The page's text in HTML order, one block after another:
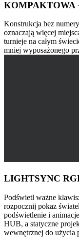
KOMPAKTOWA
Konstrukcja bez
oznaczają więcej
turnieje na całym
mniej wyposażonego
LIGHTSYNC
Podświetl ważne
rozpocznij pokaz
podświetlenie i
HUB, a statyczne
wewnętrznej do użycia